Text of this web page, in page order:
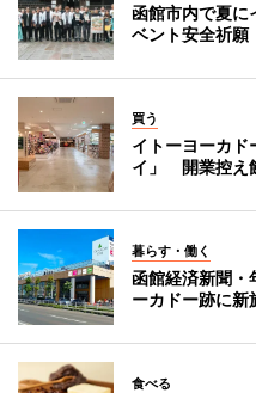
函館市内で夏に
ベント安全祈願
買う
イトーヨーカド
イ」 開業控え
暮らす・働く
函館経済新聞・
ーカドー跡に新
食べる